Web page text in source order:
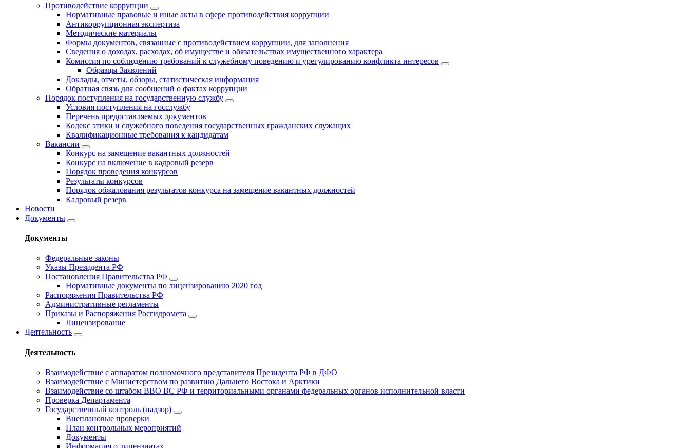
Противодействие коррупции
Нормативные правовые и иные акты в сфере противодействия коррупции
Антикоррупционная экспертиза
Методические материалы
Формы документов, связанные с противодействием коррупции, для заполнения
Сведения о доходах, расходах, об имуществе и обязательствах имущественного характера
Комиссия по соблюдению требований к служебному поведению и урегулированию конфликта интересов
Образцы Заявлений
Доклады, отчеты, обзоры, статистическая информация
Обратная связь для сообщений о фактах коррупции
Порядок поступления на государственную службу
Условия поступления на госслужбу
Перечень предоставляемых документов
Кодекс этики и служебного поведения государственных гражданских служащих
Квалификационные требования к кандидатам
Вакансии
Конкурс на замещение вакантных должностей
Конкурс на включение в кадровый резерв
Порядок проведения конкурсов
Результаты конкурсов
Порядок обжалования результатов конкурса на замещение вакантных должностей
Кадровый резерв
Новости
Документы
Документы
Федеральные законы
Указы Президента РФ
Постановления Правительства РФ
Нормативные документы по лицензированию 2020 год
Распоряжения Правительства РФ
Административные регламенты
Приказы и Распоряжения Росгидромета
Лицензирование
Деятельность
Деятельность
Взаимодействие с аппаратом полномочного представителя Президента РФ в ДФО
Взаимодействие с Министерством по развитию Дальнего Востока и Арктики
Взаимодействие со штабом ВВО ВС РФ и территориальными органами федеральных органов исполнительной власти
Проверка Департамента
Государственный контроль (надзор)
Внеплановые проверки
План контрольных мероприятий
Документы
Информация о лицензиатах